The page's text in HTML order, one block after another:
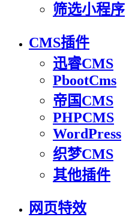
筛选小程序
CMS插件
迅睿CMS
PbootCms
帝国CMS
PHPCMS
WordPress
织梦CMS
其他插件
网页特效